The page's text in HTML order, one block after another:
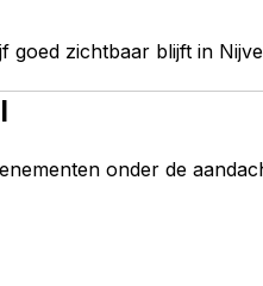
zichtbaar blijft in
onder de